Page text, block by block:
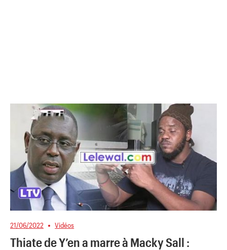
21/06/2022 Vidéos
Thiate de Y’en a marre à Macky Sall :